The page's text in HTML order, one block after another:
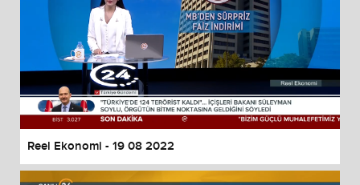
Reel Ekonomi - 19 08 2022